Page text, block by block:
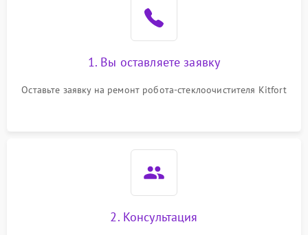
1. Вы оставляете заявку
Оставьте заявку на ремонт робота-стеклоочистителя Kitfort
2. Консультация